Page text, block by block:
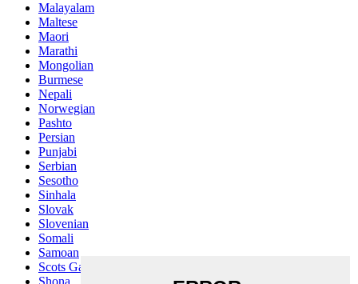
Malayalam
Maltese
Maori
Marathi
Mongolian
Burmese
Nepali
Norwegian
Pashto
Persian
Punjabi
Serbian
Sesotho
Sinhala
Slovak
Slovenian
Somali
Samoan
Scots Gaelic
Shona